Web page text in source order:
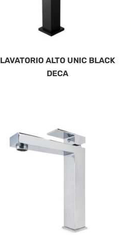
LAVATORIO ALTO UNIC BLACK
DECA